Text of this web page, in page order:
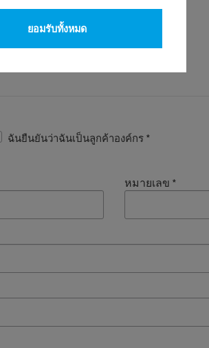
ยอมรับทั้งหมด
ฉันยืนยันว่าฉันเป็นลูกค้าองค์กร *
หมายเลข *